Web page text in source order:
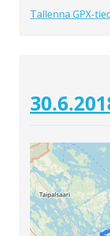
Tallenna GPX-